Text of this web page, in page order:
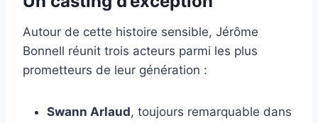
Autour de cette histoire sensible, Jérôme
Bonnell réunit trois acteurs parmi les plus
prometteurs de leur génération :
Swann Arlaud, toujours remarquable dans